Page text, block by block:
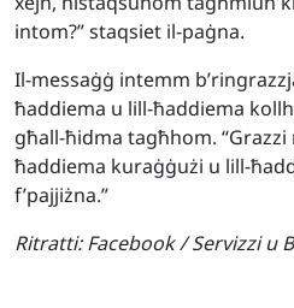
intom?” staqsiet il-paġna.
Il-messaġġ intemm
ħaddiema u lill-ħaddiema
għall-ħidma tagħhom.
ħaddiema kuraġġużi u lill-
f’pajjiżna.”
Ritratti: Facebook / Servizzi u